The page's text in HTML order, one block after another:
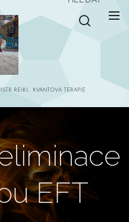
REIKI, KVANTOVÁ TERAPIE
EFT